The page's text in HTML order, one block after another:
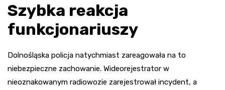
Szybka reakcja
funkcjonariuszy
Dolnośląska policja natychmiast zareagowała na to
niebezpieczne zachowanie. Wideorejestrator w
nieoznakowanym radiowozie zarejestrował incydent, a